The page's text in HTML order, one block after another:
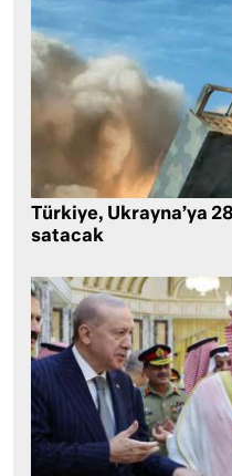
Türkiye, Ukrayna’ya
satacak